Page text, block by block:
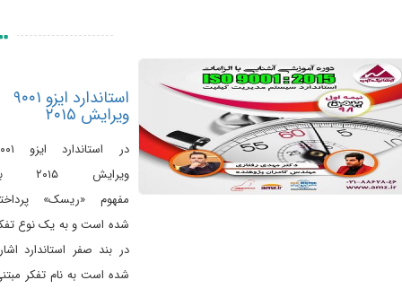
استاندارد ایزو ۹۰۰۱
ویرایش ۲۰۱۵
در استاندارد ایزو ۹۰۰۱
ویرایش ۲۰۱۵ به
مفهوم «ریسک» پرداخته
شده است و به یک نوع تفکر
در بند صفر استاندارد اشاره
شده است به نام تفکر مبتنی